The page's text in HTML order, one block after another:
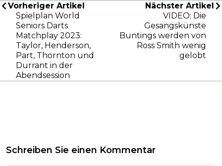
Vorheriger Artikel
Spielplan World
Seniors Darts
Matchplay 2023:
Taylor, Henderson,
Part, Thornton und
Durrant in der
Abendsession
Nächster Artikel
VIDEO: Die
Gesangskünste
Buntings werden von
Ross Smith wenig
gelobt
Schreiben Sie einen Kommentar